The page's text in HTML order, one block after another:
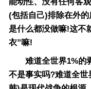
(包括自己)排除在外
是什么都没做嘛!这不
衣”嘛!
难道全世界1%的
不是事实吗?难道全世